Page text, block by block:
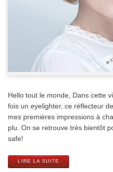
Hello tout le monde, Dans cette
fois un eyelighter, ce réflecteur
mes premières impressions à
plu. On se retrouve très bientôt
safe!
LIRE LA SUITE